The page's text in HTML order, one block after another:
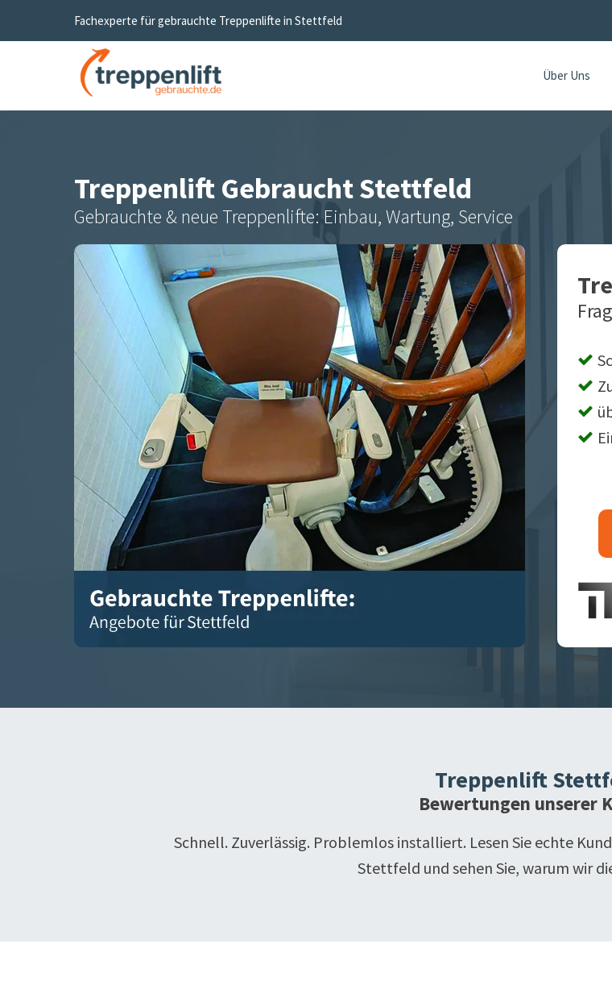
Fachexperte für gebrauchte Treppenlifte in Stettfeld
Über Uns
Treppenlift GebrauchtStettfeld
Gebrauchte & neue Treppenlifte: Einbau, Wartung, Service
Treppenlift
Bewertungen unserer
Schnell. Zuverlässig. Problemlos installiert. Lesen Sie echte
Stettfeld und sehen Sie, warum wir